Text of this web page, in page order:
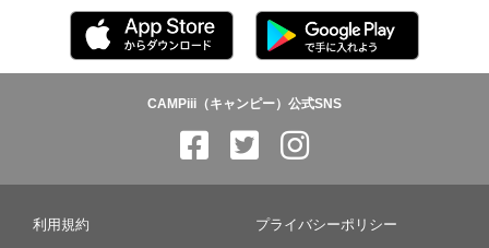
CAMPiii（キャンピー）公式SNS
利用規約 プライバシーポリシー